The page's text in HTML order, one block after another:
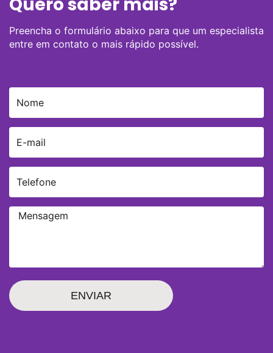
Preencha o formulário abaixo para que um especialista
entre em contato o mais rápido possível.
ENVIAR